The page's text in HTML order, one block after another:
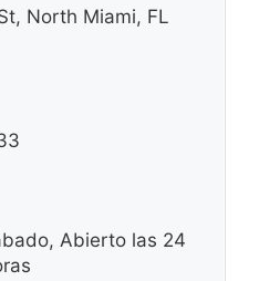
North Miami, FL
Abierto las 24